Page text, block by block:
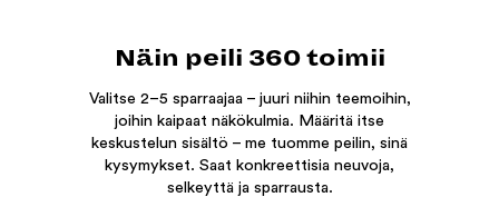
Näin peili 360 toimii
Valitse 2–5 sparraajaa – juuri niihin teemoihin,
joihin kaipaat näkökulmia. Määritä itse
keskustelun sisältö – me tuomme peilin, sinä
kysymykset. Saat konkreettisia neuvoja,
selkeyttä ja sparrausta.